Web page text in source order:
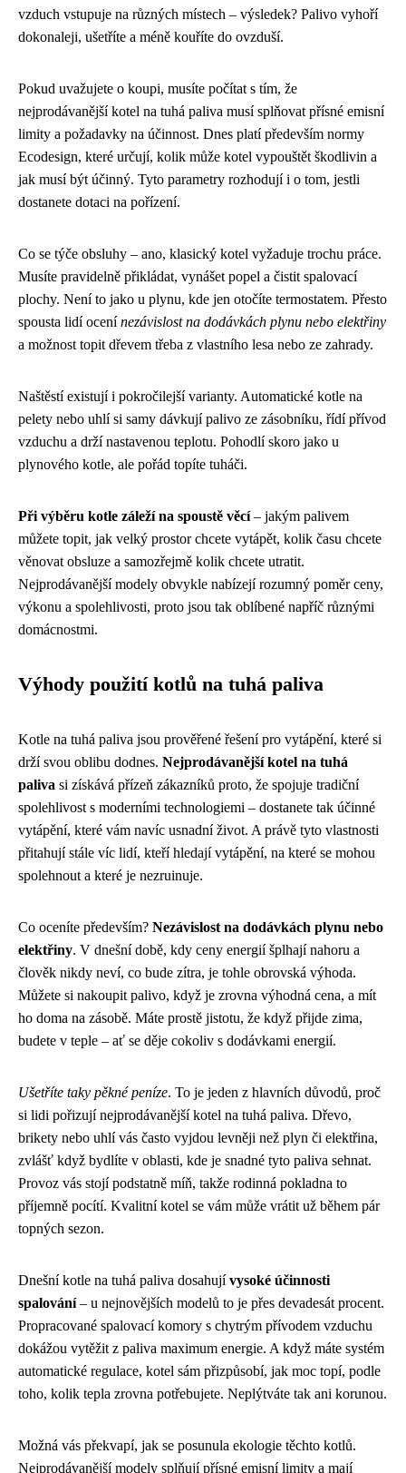
vzduch vstupuje na různých místech – výsledek? Palivo vyhoří
dokonaleji, ušetříte a méně kouříte do ovzduší.
Pokud uvažujete o koupi, musíte počítat s tím, že
nejprodávanější kotel na tuhá paliva musí splňovat přísné emisní
limity a požadavky na účinnost. Dnes platí především normy
Ecodesign, které určují, kolik může kotel vypouštět škodlivin a
jak musí být účinný. Tyto parametry rozhodují i o tom, jestli
dostanete dotaci na pořízení.
Co se týče obsluhy – ano, klasický kotel vyžaduje trochu práce.
Musíte pravidelně přikládat, vynášet popel a čistit spalovací
plochy. Není to jako u plynu, kde jen otočíte termostatem. Přesto
spousta lidí ocenínezávislost na dodávkách plynu nebo elektřiny
a možnost topit dřevem třeba z vlastního lesa nebo ze zahrady.
Naštěstí existují i pokročilejší varianty. Automatické kotle na
pelety nebo uhlí si samy dávkují palivo ze zásobníku, řídí přívod
vzduchu a drží nastavenou teplotu. Pohodlí skoro jako u
plynového kotle, ale pořád topíte tuháči.
Při výběru kotle záleží na spoustě věcí– jakým palivem
můžete topit, jak velký prostor chcete vytápět, kolik času chcete
věnovat obsluze a samozřejmě kolik chcete utratit.
Nejprodávanější modely obvykle nabízejí rozumný poměr ceny,
výkonu a spolehlivosti, proto jsou tak oblíbené napříč různými
domácnostmi.
Výhody použití kotlů na tuhá paliva
Kotle na tuhá paliva jsou prověřené řešení pro vytápění, které si
drží svou oblibu dodnes. Nejprodávanější kotel na tuhá
paliva si získává přízeň zákazníků proto, že spojuje tradiční
spolehlivost s moderními technologiemi – dostanete tak účinné
vytápění, které vám navíc usnadní život. A právě tyto vlastnosti
přitahují stále víc lidí, kteří hledají vytápění, na které se mohou
spolehnout a které je nezruinuje.
Co oceníte především? Nezávislost na dodávkách plynu nebo
elektřiny. V dnešní době, kdy ceny energií šplhají nahoru a
člověk nikdy neví, co bude zítra, je tohle obrovská výhoda.
Můžete si nakoupit palivo, když je zrovna výhodná cena, a mít
ho doma na zásobě. Máte prostě jistotu, že když přijde zima,
budete v teple – ať se děje cokoliv s dodávkami energií.
Ušetříte taky pěkné peníze. To je jeden z hlavních důvodů, proč
si lidi pořizují nejprodávanější kotel na tuhá paliva. Dřevo,
brikety nebo uhlí vás často vyjdou levněji než plyn či elektřina,
zvlášť když bydlíte v oblasti, kde je snadné tyto paliva sehnat.
Provoz vás stojí podstatně míň, takže rodinná pokladna to
příjemně pocítí. Kvalitní kotel se vám může vrátit už během pár
topných sezon.
Dnešní kotle na tuhá paliva dosahujívysoké účinnosti
spalování– u nejnovějších modelů to je přes devadesát procent.
Propracované spalovací komory s chytrým přívodem vzduchu
dokážou vytěžit z paliva maximum energie. A když máte systém
automatické regulace, kotel sám přizpůsobí, jak moc topí, podle
toho, kolik tepla zrovna potřebujete. Neplýtváte tak ani korunou.
Možná vás překvapí, jak se posunula ekologie těchto kotlů.
Nejprodávanější modely splňují přísné emisní limity a mají